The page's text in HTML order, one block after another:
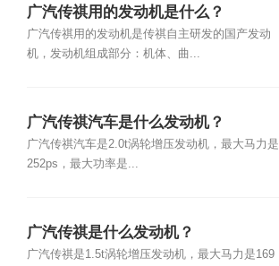
广汽传祺用的发动机是什么？
广汽传祺用的发动机是传祺自主研发的国产发动
机，发动机组成部分：机体、曲...
广汽传祺汽车是什么发动机？
广汽传祺汽车是2.0t涡轮增压发动机，最大马力是
252ps，最大功率是...
广汽传祺是什么发动机？
广汽传祺是1.5t涡轮增压发动机，最大马力是169